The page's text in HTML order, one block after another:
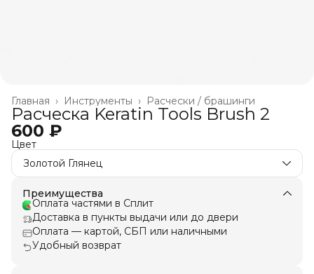
Расчески / брашинги
Инструменты ›
Главная ›
Расческа Keratin Tools Brush 2
600 ₽
Цвет
Золотой Глянец
Преимущества
Оплата частями в Сплит
Доставка в пункты выдачи или до двери
Оплата — картой, СБП или наличными
Удобный возврат